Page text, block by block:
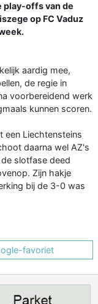
play-offs van de
op FC Vaduz
aardig mee,
de regie in
voorbereidend werk
kunnen scoren.
een Liechtensteins
daarna wel AZ's
slotfase deed
Zijn hakje
bij de 3-0 was
favoriet